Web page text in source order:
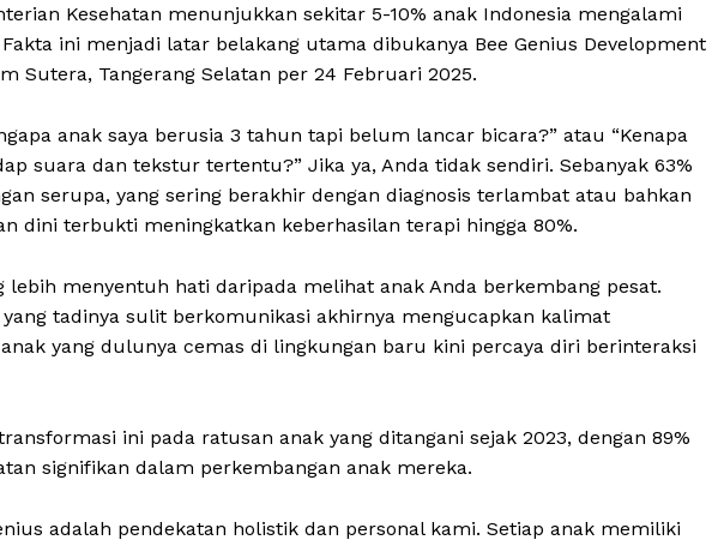
Kesehatan menunjukkan sekitar 5-10% anak Indonesia mengalami
ini menjadi latar belakang utama dibukanya Bee Genius Development
Sutera, Tangerang Selatan per 24 Februari 2025.
anak saya berusia 3 tahun tapi belum lancar bicara?” atau “Kenapa
suara dan tekstur tertentu?” Jika ya, Anda tidak sendiri. Sebanyak 63%
serupa, yang sering berakhir dengan diagnosis terlambat atau bahkan
dini terbukti meningkatkan keberhasilan terapi hingga 80%.
lebih menyentuh hati daripada melihat anak Anda berkembang pesat.
tadinya sulit berkomunikasi akhirnya mengucapkan kalimat
yang dulunya cemas di lingkungan baru kini percaya diri berinteraksi
ini pada ratusan anak yang ditangani sejak 2023, dengan 89%
signifikan dalam perkembangan anak mereka.
adalah pendekatan holistik dan personal kami. Setiap anak memiliki